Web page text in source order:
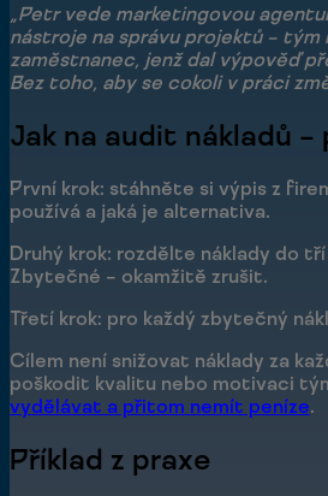
„Petr vede marketingovou
nástroje na správu projektů –
zaměstnanec, jenž dal výpověď
Bez toho, aby se cokoli v práci
Jak na audit nákladů
První krok: stáhněte si výpis z
používá a jaká je alternativa.
Druhý krok: rozdělte náklady do
Zbytečné – okamžitě zrušit.
Třetí krok: pro každý zbytečný
Cílem není snižovat náklady za
poškodit kvalitu nebo motivaci
vydělávat a přitom nemít peníze.
Příklad z praxe